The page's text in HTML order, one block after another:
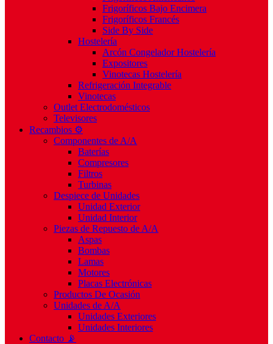
Frigoríficos Bajo Encimera
Frigoríficos Francés
Side By Side
Hostelería
Arcón Congelador Hostelería
Expositores
Vinotecas Hostelería
Refrigeración Integrable
Vinotecas
Outlet Electrodomésticos
Televisores
Recambios ⚙️
Componentes de A/A
Baterías
Compresores
Filtros
Turbinas
Despiece de Unidades
Unidad Exterior
Unidad Interior
Piezas de Repuesto de A/A
Aspas
Bombas
Lamas
Motores
Placas Electrónicas
Productos De Ocasión
Unidades de A/A
Unidades Exteriores
Unidades Interiores
Contacto 📡